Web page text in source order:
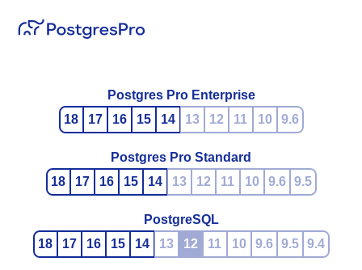
Postgres Pro Enterprise
18
17 16 15 14 13 12 11 10 9.6
Postgres Pro Standard
18
17 16 15 14 13 12 11 10 9.6 9.5
PostgreSQL
18
17 16 15 14 13 12 11 10 9.6 9.5 9.4